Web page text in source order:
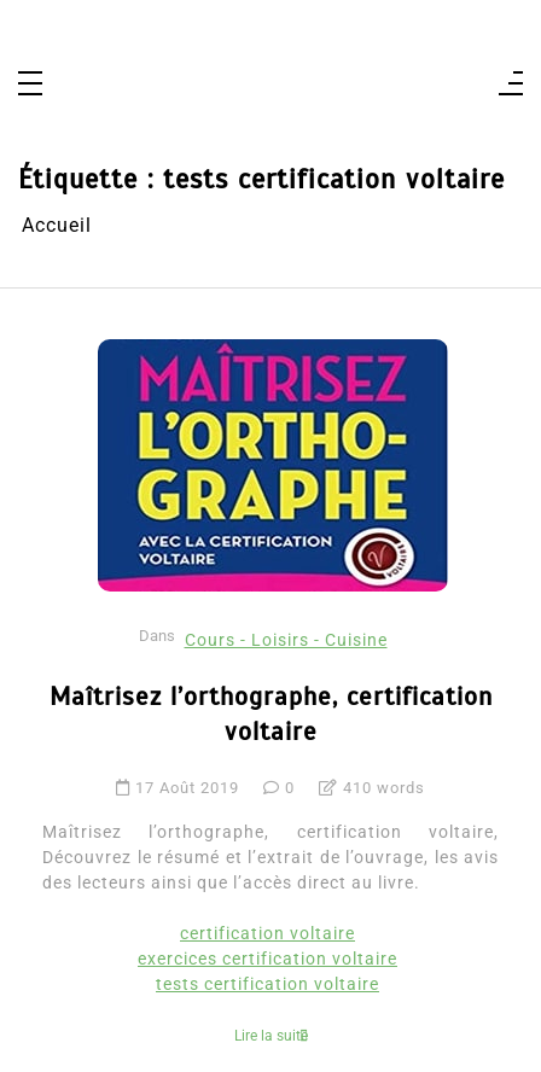
Étiquette : tests certification voltaire
Accueil
Dans Cours - Loisirs - Cuisine
Maîtrisez l’orthographe, certification
voltaire
17 Août 2019 0 410 words
Maîtrisez l’orthographe, certification voltaire,
Découvrez le résumé et l’extrait de l’ouvrage, les avis
des lecteurs ainsi que l’accès direct au livre.
certification voltaire
exercices certification voltaire
tests certification voltaire
Lire la suite